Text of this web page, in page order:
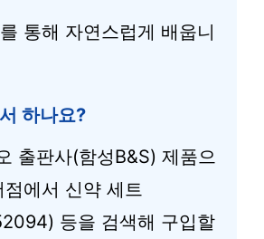
통해 자연스럽게 배웁니
하나요?
출판사(함성B&S) 제품으
에서 신약 세트
등을 검색해 구입할